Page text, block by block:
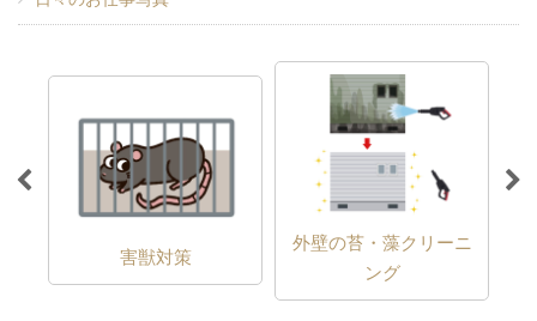
害獣対策
外壁の苔・藻クリーニ
ング